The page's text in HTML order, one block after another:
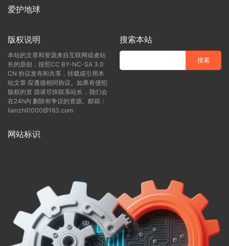
爱护地球
版权说明
本站的文章和资源来自互联网或者站
长的原创，按照CC BY-NC-SA 3.0
CN 协议发布和共享，转载或引用本
站文章 应遵循相同协议。如果有侵犯
版权的资 源请尽快联系站长，我们会
在24h内 删除有争议的资源。邮箱：
lianzhi0000@163.com
搜索本站
网站标识